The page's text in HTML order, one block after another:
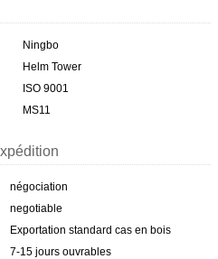
Ningbo
Helm Tower
ISO 9001
MS11
négociation
negotiable
Exportation standard cas en bois
7-15 jours ouvrables